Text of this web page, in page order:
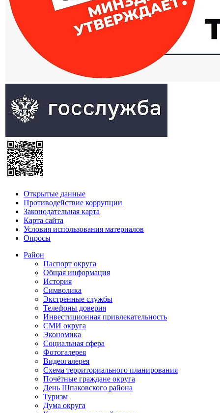
Открытые данные
Противодействие коррупции
Законодательная карта
Карта сайта
Условия использования материалов
Опросы
Район
Паспорт округа
Общая информация
История
Символика
Экстренные службы
Телефоны доверия
Инвестиционная привлекательность
СМИ округа
Экономика
Социальная сфера
Фотогалерея
Видеогалерея
Схема территориального планирования
Почётные граждане округа
День Шпаковского района
Туризм
Дума округа